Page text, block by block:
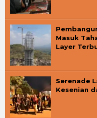
Masuk
Layer
Serenade
Kesenian